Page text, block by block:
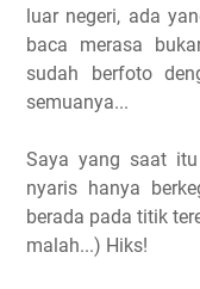
luar negeri, ada
baca merasa
sudah berfoto
semuanya...
Saya yang saat
nyaris hanya
berada pada titik
malah...) Hiks!